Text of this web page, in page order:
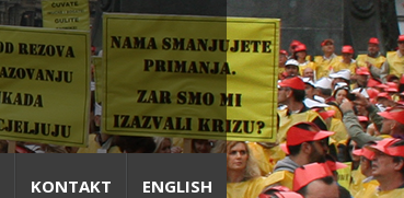
KONTAKT ENGLISH